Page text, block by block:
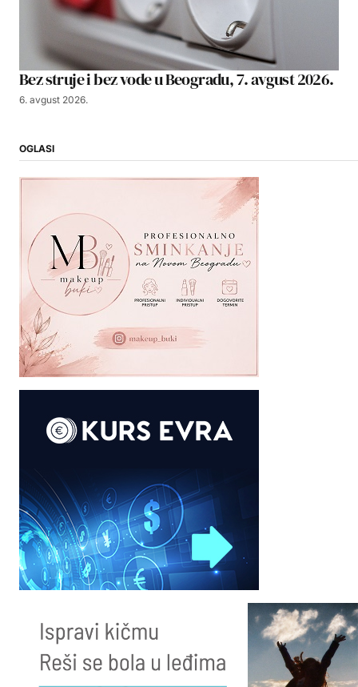
Bez struje i bez vode u Beogradu, 7. avgust 2026.
6. avgust 2026.
OGLASI